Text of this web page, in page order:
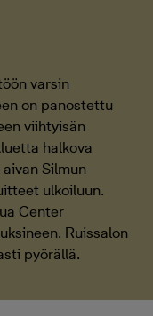
varsin
on panostettu
viihtyisän
halkova
Silmun
ulkoiluun.
Center
Ruissalon
pyörällä.